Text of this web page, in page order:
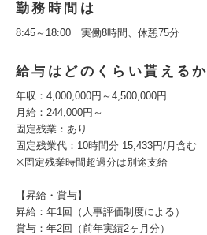
勤務時間は
8:45～18:00 実働8時間、休憩75分
給与はどのくらい貰えるか
年収：4,000,000円～4,500,000円
月給：244,000円～
固定残業：あり
固定残業代：10時間分 15,433円/月含む
※固定残業時間超過分は別途支給
【昇給・賞与】
昇給：年1回（人事評価制度による）
賞与：年2回（前年実績2ヶ月分）